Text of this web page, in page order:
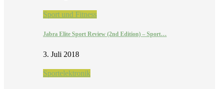
Sport und Fitness
Jabra Elite Sport Review (2nd Edition) – Sport…
3. Juli 2018
Sportelektronik